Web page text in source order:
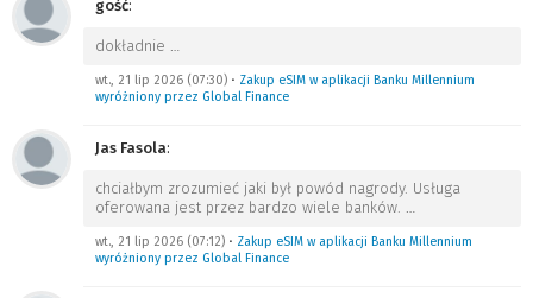
gość:
dokładnie …
wt., 21 lip 2026 (07:30) • Zakup eSIM w aplikacji Banku Millennium
wyróżniony przez Global Finance
Jas Fasola:
chciałbym zrozumieć jaki był powód nagrody. Usługa
oferowana jest przez bardzo wiele banków. …
wt., 21 lip 2026 (07:12) • Zakup eSIM w aplikacji Banku Millennium
wyróżniony przez Global Finance